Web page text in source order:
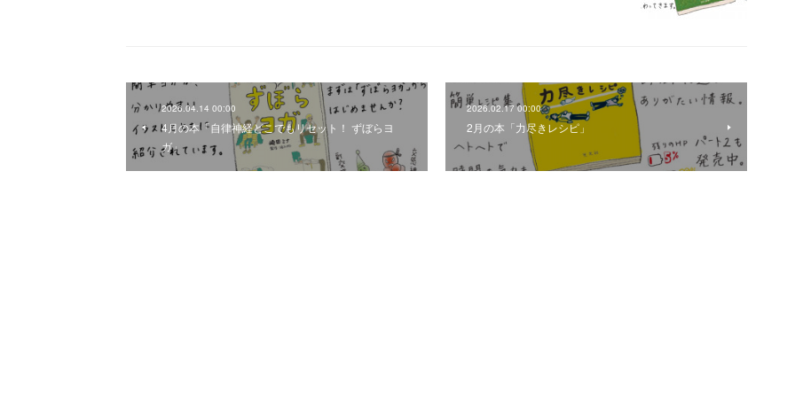
2026.04.14 00:00
4月の本「自律神経どこでもリセット！ ずぼらヨ
ガ」
2026.02.17 00:00
2月の本「力尽きレシピ」